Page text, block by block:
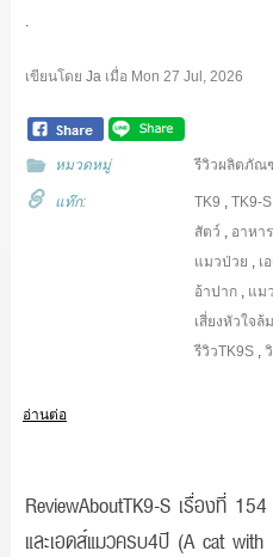
เขียนโดย Jaเมื่อ Mon 27 Jul, 2026
หมวดหมู่ รีวิวผลิตภัณ
แท๊ก: TK9 ,TK9-S
สัตว์ , อาหา
แมวป่วย , เ
อ้าปาก , แม
เสี่ยงหัวใจล้
รีวิวTK9S ,
อ่านต่อ
ReviewAboutTK9-S เรื่องที่
และเอดส์แมวครบ4ปี (A cat